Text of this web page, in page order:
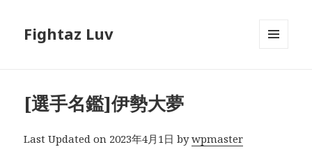
Fightaz Luv
[選手名鑑]伊勢大夢
Last Updated on 2023年4月1日 bywpmaster